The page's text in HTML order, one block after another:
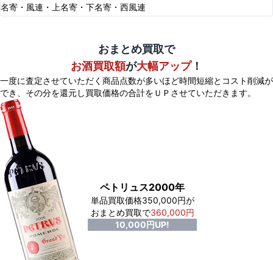
名寄・風連・上名寄・下名寄・西風連
おまとめ買取で
お酒買取額が大幅アップ！
一度に査定させていただく商品点数が多いほど時間短縮とコスト削減が
でき、 その分を還元し買取価格の合計をＵＰさせていただきます。
ペトリュス2000年
単品買取価格350,000円が
おまとめ買取で360,000円
10,000円UP!